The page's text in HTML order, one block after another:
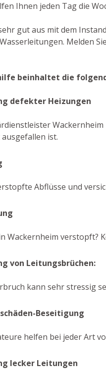
Ihnen jeden Tag die
gut aus mit dem
Melden
beinhaltet die
defekter Heizungen
ist.
Abflüsse und
Wackernheim verstopft?
von Leitungsbrüchen:
kann sehr stressig
Beseitigung
helfen bei jeder Art
lecker Leitungen